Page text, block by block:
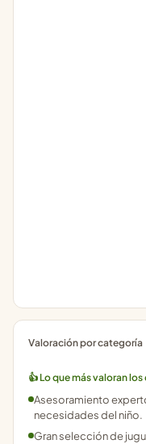
Valoración por categoría
👍 Lo que más valoran
Asesoramiento
necesidades del niño.
Gran selección de